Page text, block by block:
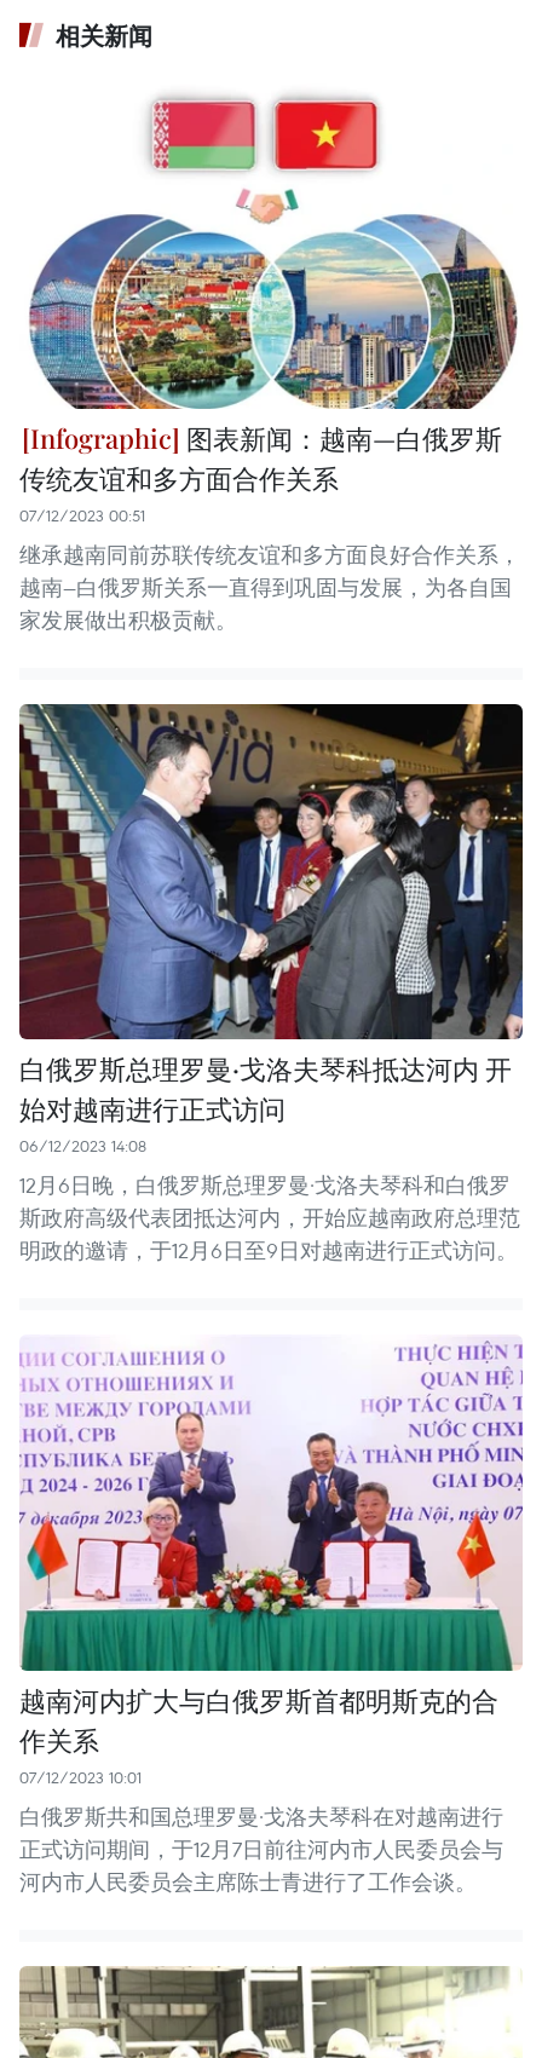
相关新闻
图表新闻：越南—白俄罗斯
传统友谊和多方面合作关系
07/12/2023 00:51
继承越南同前苏联传统友谊和多方面良好合作关系，
越南—白俄罗斯关系一直得到巩固与发展，为各自国
家发展做出积极贡献。
白俄罗斯总理罗曼·戈洛夫琴科抵达河内 开
始对越南进行正式访问
06/12/2023 14:08
12月6日晚，白俄罗斯总理罗曼·戈洛夫琴科和白俄罗
斯政府高级代表团抵达河内，开始应越南政府总理范
明政的邀请，于12月6日至9日对越南进行正式访问。
越南河内扩大与白俄罗斯首都明斯克的合
作关系
07/12/2023 10:01
白俄罗斯共和国总理罗曼·戈洛夫琴科在对越南进行
正式访问期间，于12月7日前往河内市人民委员会与
河内市人民委员会主席陈士青进行了工作会谈。